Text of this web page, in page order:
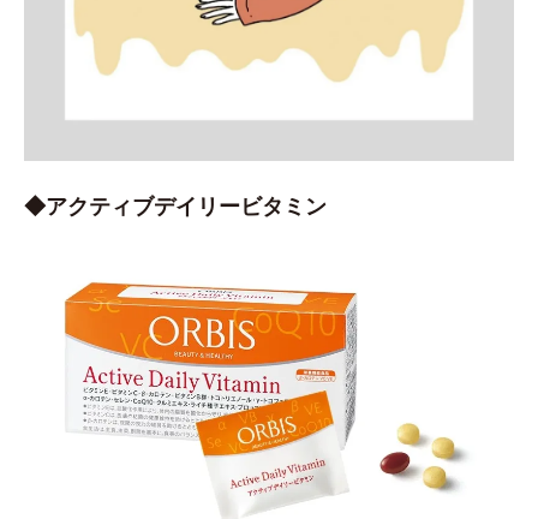
◆アクティブデイリービタミン